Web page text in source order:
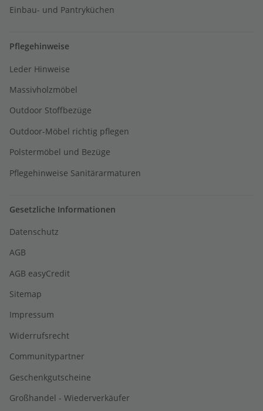
Einbau- und Pantryküchen
Pflegehinweise
Leder Hinweise
Massivholzmöbel
Outdoor Stoffbezüge
Outdoor-Möbel richtig pflegen
Polstermöbel und Bezüge
Pflegehinweise Sanitärarmaturen
Gesetzliche Informationen
Datenschutz
AGB
AGB easyCredit
Sitemap
Impressum
Widerrufsrecht
Communitypartner
Geschenkgutscheine
Großhandel - Wiederverkäufer